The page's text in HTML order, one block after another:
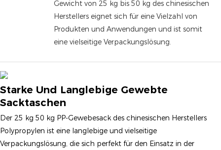
Gewicht von 25 kg bis 50 kg des chinesischen
Herstellers eignet sich für eine Vielzahl von
Produkten und Anwendungen und ist somit
eine vielseitige Verpackungslösung.
Starke Und Langlebige Gewebte
Sacktaschen
Der 25 kg 50 kg PP-Gewebesack des chinesischen Herstellers
Polypropylen ist eine langlebige und vielseitige
Verpackungslösung, die sich perfekt für den Einsatz in der